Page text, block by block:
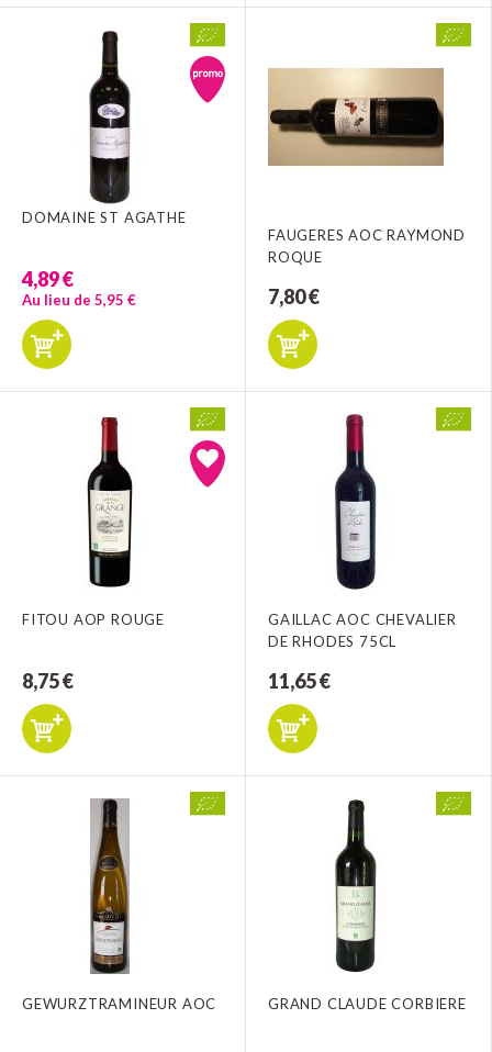
DOMAINE ST AGATHE
4,89 €
Au lieu de 5,95 €
FAUGERES AOC RAYMOND
ROQUE
7,80 €
FITOU AOP ROUGE
8,75 €
GAILLAC AOC CHEVALIER
DE RHODES 75CL
11,65 €
GEWURZTRAMINEUR AOC GRAND CLAUDE CORBIERE